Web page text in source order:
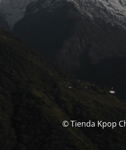
© Tienda Kpop